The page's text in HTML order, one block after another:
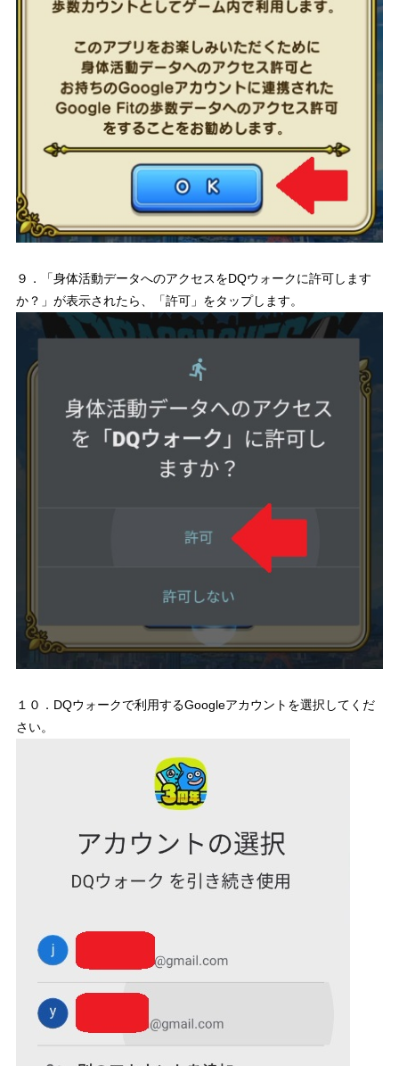
９．「身体活動データへのアクセスをDQウォークに許可します
か？」が表示されたら、「許可」をタップします。
１０．DQウォークで利用するGoogleアカウントを選択してくだ
さい。